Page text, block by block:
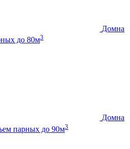
Домна
до 80м3
Домна
парных до 90м3